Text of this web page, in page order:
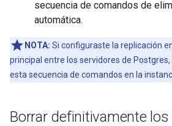
secuencia de comandos de
automática.
NOTA: Si configuraste la replicación
principal entre los servidores de
esta secuencia de comandos en la
Borrar definitivamente